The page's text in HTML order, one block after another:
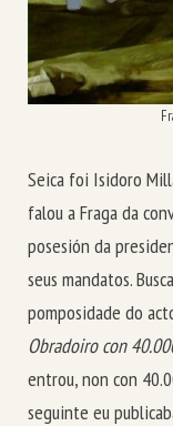
Seica foi Isidoro
falou a Fraga da
posesión da
seus mandatos.
pomposidade do
Obradoiro con
entrou, non con
seguinte eu